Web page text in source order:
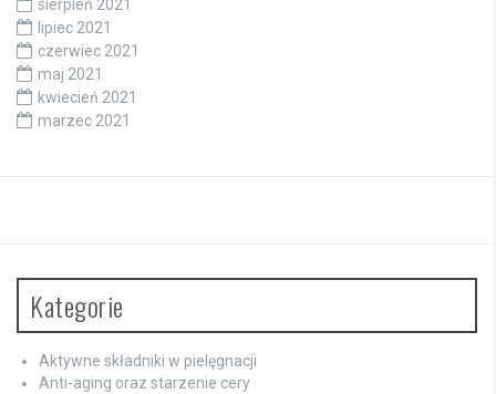
sierpień 2021
lipiec 2021
czerwiec 2021
maj 2021
kwiecień 2021
marzec 2021
Kategorie
Aktywne składniki w pielęgnacji
Anti-aging oraz starzenie cery